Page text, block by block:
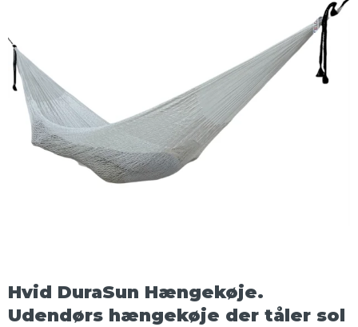
Hvid DuraSun Hængekøje.
Udendørs hængekøje der tåler sol